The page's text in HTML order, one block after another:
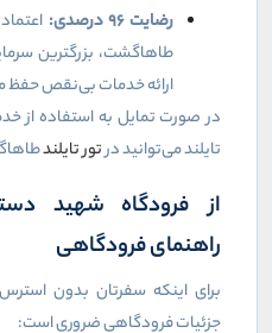
رضایت۹۶درصدی:
طاهاگشت، بزرگترین
ارائه خدمات بی‌نقص حفظ
در صورت تمایل به استفاده از
تایلند می‌توانید درتور تایلند
از فرودگاه شهید
راهنمای فرودگاهی
برای اینکه سفرتان بدون
جزئیات فرودگاهی ضروری است: